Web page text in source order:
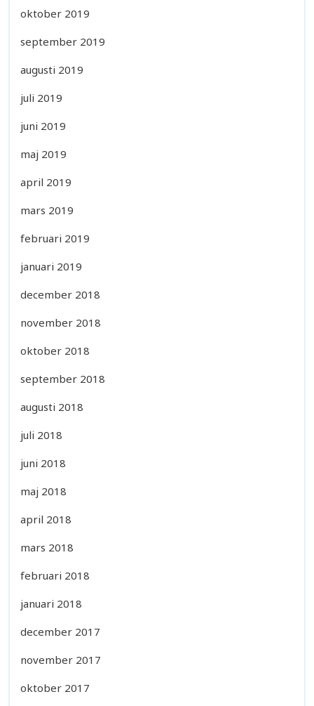
oktober 2019
september 2019
augusti 2019
juli 2019
juni 2019
maj 2019
april 2019
mars 2019
februari 2019
januari 2019
december 2018
november 2018
oktober 2018
september 2018
augusti 2018
juli 2018
juni 2018
maj 2018
april 2018
mars 2018
februari 2018
januari 2018
december 2017
november 2017
oktober 2017